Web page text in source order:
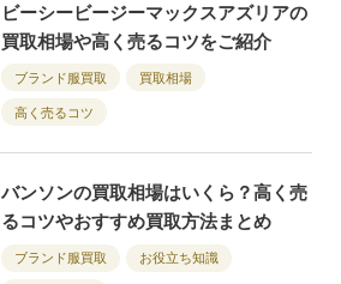
ビーシービージーマックスアズリアの
買取相場や高く売るコツをご紹介
ブランド服買取 買取相場
高く売るコツ
バンソンの買取相場はいくら？高く売
るコツやおすすめ買取方法まとめ
ブランド服買取 お役立ち知識